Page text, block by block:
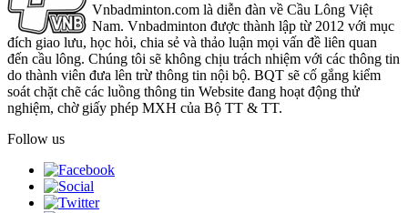
Vnbadminton.com là diễn đàn về Cầu Lông Việt
Nam. Vnbadminton được thành lập từ 2012 với mục
đích giao lưu, học hỏi, chia sẻ và thảo luận mọi vấn đề liên quan
đến cầu lông. Chúng tôi sẽ không chịu trách nhiệm với các thông tin
do thành viên đưa lên trừ thông tin nội bộ. BQT sẽ cố gắng kiểm
soát chặt chẽ các luồng thông tin Website đang hoạt động thử
nghiệm, chờ giấy phép MXH của Bộ TT & TT.
Follow us